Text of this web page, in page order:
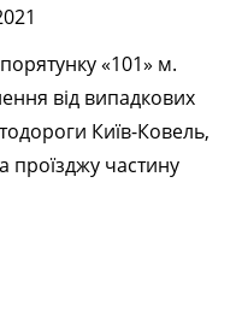
«101» м.
від випадкових
Київ-Ковель,
проїзджу частину